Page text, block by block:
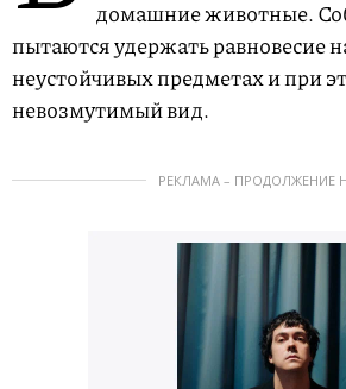
домашние животные.
пытаются удержать равновесие
неустойчивых предметах и при
невозмутимый вид.
РЕКЛАМА – ПРОДОЛЖЕНИЕ